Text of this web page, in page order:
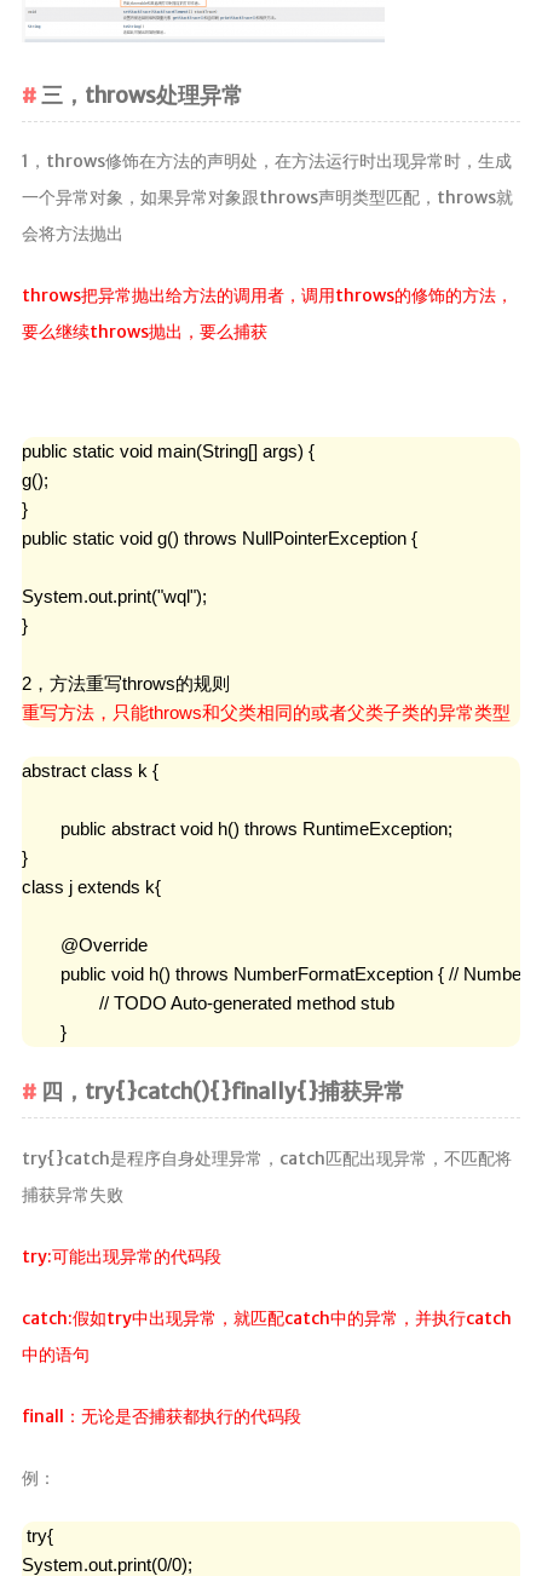
三，throws处理异常
1，throws修饰在方法的声明处，在方法运行时出现异常时，生成
一个异常对象，如果异常对象跟throws声明类型匹配，throws就
会将方法抛出
throws把异常抛出给方法的调用者，调用throws的修饰的方法，
要么继续throws抛出，要么捕获
public static void main(String[] args) {
g();
}
public static void g() throws NullPointerException {
System.out.print("wql");
}
重写方法，只能throws和父类相同的或者父类子类的异常类型
abstract class k {
}
class j extends k{
	}
四，try{}catch(){}finally{}捕获异常
try{}catch是程序自身处理异常，catch匹配出现异常，不匹配将
捕获异常失败
try:可能出现异常的代码段
catch:假如try中出现异常，就匹配catch中的异常，并执行catch
中的语句
finall：无论是否捕获都执行的代码段
例：
try{
System.out.print(0/0);